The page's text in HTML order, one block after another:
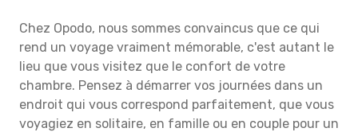
Chez Opodo, nous sommes convaincus que ce qui
rend un voyage vraiment mémorable, c'est autant le
lieu que vous visitez que le confort de votre
chambre. Pensez à démarrer vos journées dans un
endroit qui vous correspond parfaitement, que vous
voyagiez en solitaire, en famille ou en couple pour un